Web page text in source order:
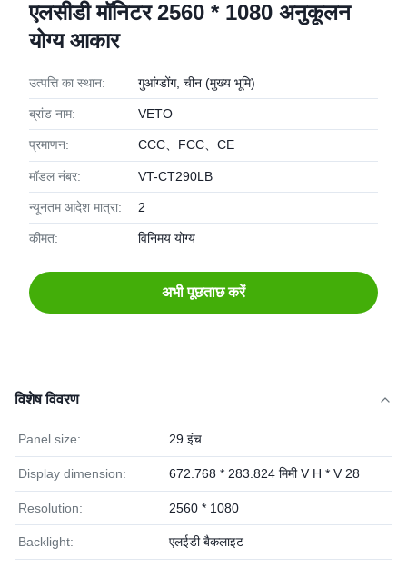
एलसीडी मॉनिटर 2560 * 1080 अनुकूलन
योग्य आकार
उत्पत्ति का स्थान: गुआंग्डोंग, चीन (मुख्य भूमि)
ब्रांड नाम: VETO
प्रमाणन: CCC、FCC、CE
मॉडल नंबर: VT-CT290LB
न्यूनतम आदेश मात्रा: 2
कीमत: विनिमय योग्य
अभी पूछताछ करें
विशेष विवरण
Panel size: 29 इंच
Display dimension: 672.768 * 283.824 मिमी V H * V 28
Resolution: 2560 * 1080
Backlight: एलईडी बैकलाइट